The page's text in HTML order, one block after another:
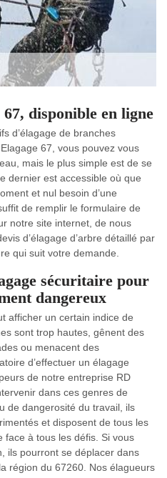
disponible en ligne
d’élagage de branches
67, vous pouvez vous
mais le plus simple est de se
dernier est accessible où que
et nul besoin d’une
de remplir le formulaire de
notre site internet, de nous
d’élagage d’arbre détaillé par
qui suit votre demande.
sécuritaire pour
dangereux
afficher un certain indice de
sont trop hautes, gênent des
ou menacent des
d’effectuer un élagage
de notre entreprise RD
dans ces genres de
de dangerosité du travail, ils
et disposent de tous les
face à tous les défis. Si vous
ils pourront se déplacer dans
région du 67260. Nos élagueurs